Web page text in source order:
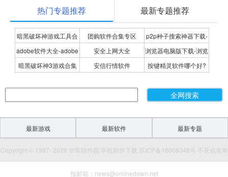
热门专题推荐 最新专题推荐
暗黑破坏神游戏工具合
集
团购软件合集专区
p2p种子搜索神器下载-
P2P种子搜索神器专题
adobe软件大全-adobe
全系列软件下载-adobe
安全上网大全
浏览器电脑版下载-浏览
器下载合集
暗黑破坏神3游戏合集 安信行情软件
按键精灵软件哪个好?
最新游戏 最新软件 最新专题
Copyright © 1997- 2026 华军软件园 手机软件下载 苏ICP备16008348号 不良信息举
报邮箱：news@onlinedown.net